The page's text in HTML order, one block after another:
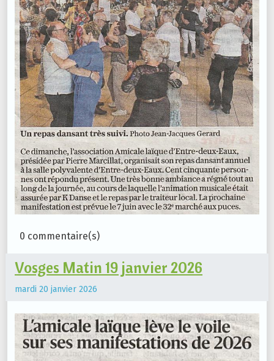
0 commentaire(s)
Vosges Matin 19 janvier 2026
mardi 20 janvier 2026